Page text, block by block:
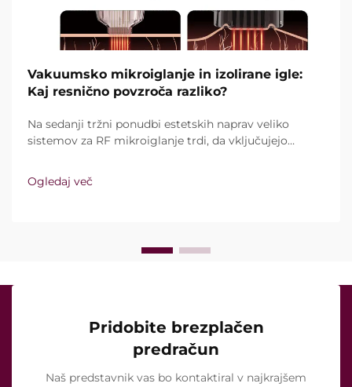
Vakuumsko mikroiglanje in izolirane igle:
Kaj resnično povzroča razliko?
Na sedanji tržni ponudbi estetskih naprav veliko
sistemov za RF mikroiglanje trdi, da vključujejo
vprašanje pa ni le, ali te funkcije sploh obstajajo,
temveč kako natančno delujejo med kliničnim
Ogledaj več
Pridobite brezplačen
predračun
Naš predstavnik vas bo kontaktiral v najkrajšem